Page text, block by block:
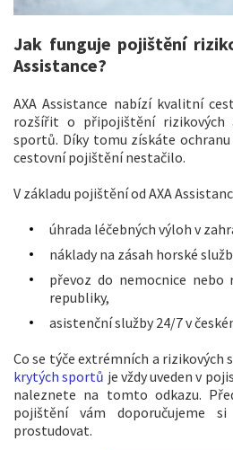
Jak funguje pojištění
Assistance?
AXA Assistance nabízí kvalitní
rozšířit o připojištění rizikových
sportů. Díky tomu získáte ochranu
cestovní pojištění nestačilo.
V základu pojištění od AXA
úhrada léčebných výloh v
náklady na zásah horské
převoz do nemocnice nebo
republiky,
asistenční služby 24/7 v
Co se týče extrémních a rizikových
krytých sportů je vždy uveden v
naleznete na tomto odkazu.
pojištění vám doporučujeme
prostudovat.